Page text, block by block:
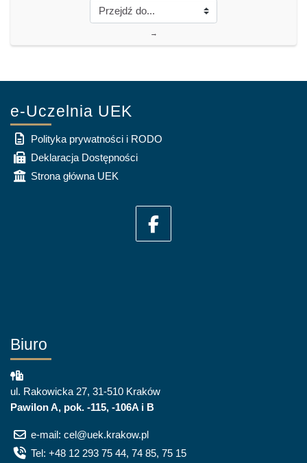
→
e-Uczelnia UEK
Polityka prywatności i RODO
Deklaracja Dostępności
Strona główna UEK
Biuro
ul. Rakowicka 27, 31-510 Kraków
Pawilon A, pok. -115, -106A i B
e-mail: cel@uek.krakow.pl
Tel: +48 12 293 75 44, 74 85, 75 15